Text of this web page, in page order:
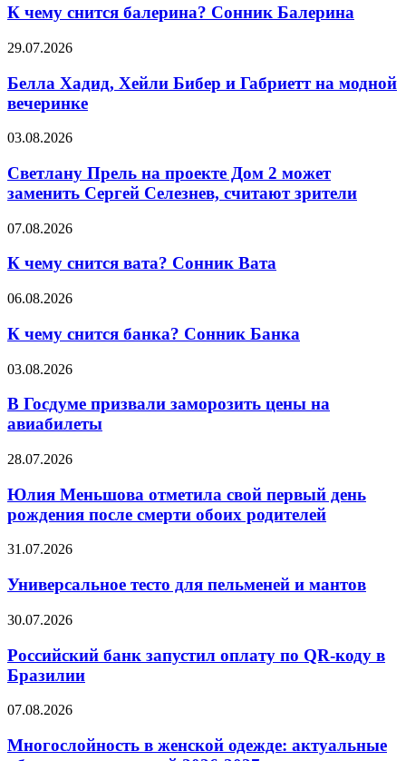
как
выбрать
безопасное
для
всей
семьи
7я.ру
снится
балерина?
Сонник
Балерина
К чему снится балерина? Сонник Балерина
Белла
Хейли
Бибер
и
на
вечеринке
29.07.2026
Белла Хадид, Хейли Бибер и Габриетт на модной
вечеринке
Светлану
на
проекте
Дом
может
Сергей
считают
03.08.2026
Светлану Прель на проекте Дом 2 может
заменить Сергей Селезнев, считают зрители
К
снится
Сонник
07.08.2026
К чему снится вата? Сонник Вата
К
снится
банка?
Сонник
Банка
06.08.2026
К чему снится банка? Сонник Банка
В
призвали
заморозить
цены
авиабилеты
03.08.2026
В Госдуме призвали заморозить цены на
авиабилеты
Юлия
отметила
свой
первый
рождения
смерти
родителей
28.07.2026
Юлия Меньшова отметила свой первый день
рождения после смерти обоих родителей
Универсальное
для
пельменей
и
мантов
31.07.2026
Универсальное тесто для пельменей и мантов
Российский
запустил
оплату
по
коду
Бразилии
30.07.2026
Российский банк запустил оплату по QR-коду в
Бразилии
Многослойность
женской
07.08.2026
Многослойность в женской одежде: актуальные